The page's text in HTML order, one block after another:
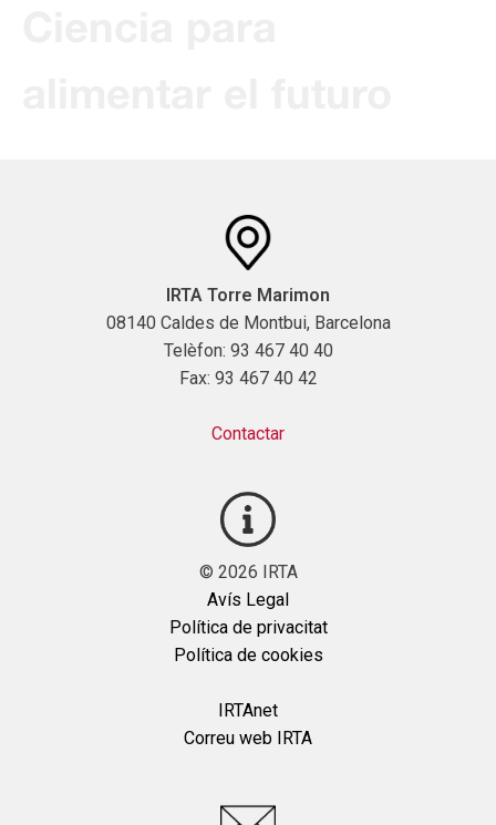
IRTA Torre Marimon
08140 Caldes de Montbui, Barcelona
Telèfon: 93 467 40 40
Fax: 93 467 40 42
Contactar
© 2026 IRTA
Avís Legal
Política de privacitat
Política de cookies
IRTAnet
Correu web IRTA